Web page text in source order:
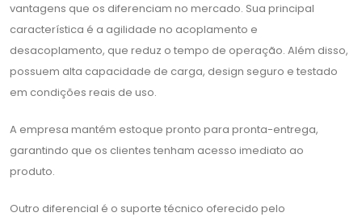
vantagens que os diferenciam no mercado. Sua principal
característica é a agilidade no acoplamento e
desacoplamento, que reduz o tempo de operação. Além disso,
possuem alta capacidade de carga, design seguro e testado
em condições reais de uso.
A empresa mantém estoque pronto para pronta-entrega,
garantindo que os clientes tenham acesso imediato ao
produto.
Outro diferencial é o suporte técnico oferecido pelo